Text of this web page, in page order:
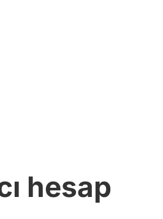
hesap